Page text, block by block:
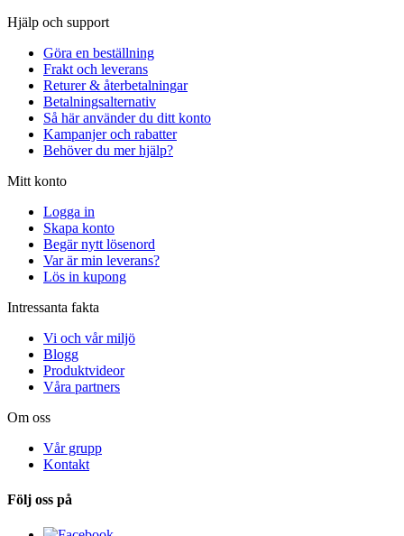
Hjälp och support
Göra en beställning
Frakt och leverans
Returer & återbetalningar
Betalningsalternativ
Så här använder du ditt konto
Kampanjer och rabatter
Behöver du mer hjälp?
Mitt konto
Logga in
Skapa konto
Begär nytt lösenord
Var är min leverans?
Lös in kupong
Intressanta fakta
Vi och vår miljö
Blogg
Produktvideor
Våra partners
Om oss
Vår grupp
Kontakt
Följ oss på